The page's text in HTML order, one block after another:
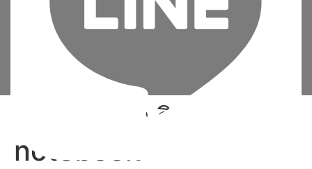
วิธี ลง วินโดว์ ใหม่
notebook